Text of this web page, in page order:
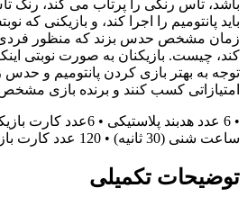
باشد، تاس رنگی را پرتاب می کند،
باید پانتومیم را اجرا کند، و بازیکنی که
زمان مشخص حدس بزند که منظور فردی
کند، چیست. بازیکنان به صورت نوبتی
توجه به بهتر بازی کردن پانتومیم و
امتیازاتی کسب کنند و برنده بازی
• 6 عدد هدبند
ساعت شنی (30 ثانیه) • 120 عدد کارت بازی • 24 عدد سکه امتیاز
توضیحات تکمیلی